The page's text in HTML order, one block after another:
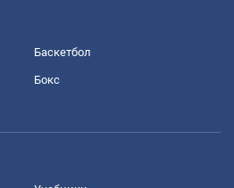
Баскетбол
Бокс